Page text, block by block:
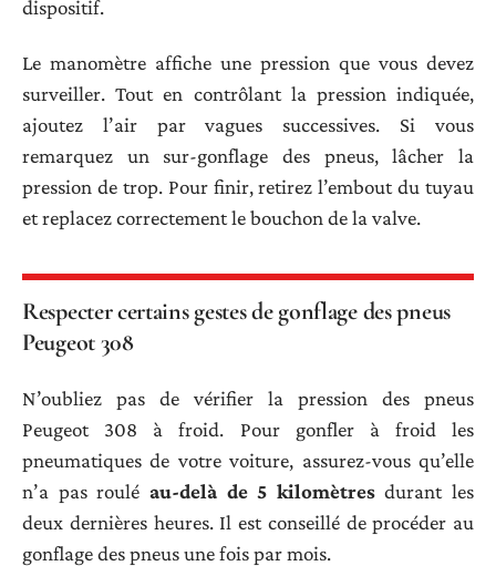
dispositif.
Le manomètre affiche une pression que vous devez
surveiller. Tout en contrôlant la pression indiquée,
ajoutez l’air par vagues successives. Si vous
remarquez un sur-gonflage des pneus, lâcher la
pression de trop. Pour finir, retirez l’embout du tuyau
et replacez correctement le bouchon de la valve.
Respecter certains gestes de gonflage des pneus
Peugeot 308
N’oubliez pas de vérifier la pression des pneus
Peugeot 308 à froid. Pour gonfler à froid les
pneumatiques de votre voiture, assurez-vous qu’elle
n’a pas roulé au-delà de 5 kilomètresdurant les
deux dernières heures. Il est conseillé de procéder au
gonflage des pneus une fois par mois.